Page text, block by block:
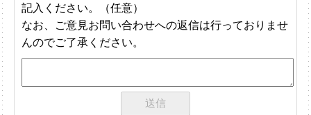
記入ください。（任意）
なお、ご意見お問い合わせへの返信は行っておりませ
んのでご了承ください。